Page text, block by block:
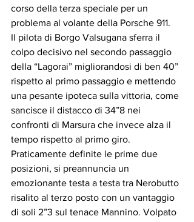
corso della terza speciale per un
problema al volante della Porsche 911.
Il pilota di Borgo Valsugana sferra il
colpo decisivo nel secondo passaggio
della “Lagorai” migliorandosi di ben 40”
rispetto al primo passaggio e mettendo
una pesante ipoteca sulla vittoria, come
sancisce il distacco di 34”8 nei
confronti di Marsura che invece alza il
tempo rispetto al primo giro.
Praticamente definite le prime due
posizioni, si preannuncia un
emozionante testa a testa tra Nerobutto
risalito al terzo posto con un vantaggio
di soli 2”3 sul tenace Mannino. Volpato